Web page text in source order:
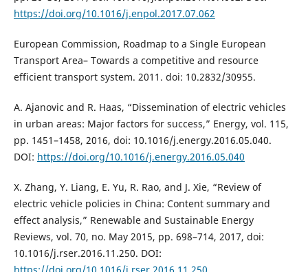
https://doi.org/10.1016/j.enpol.2017.07.062
European Commission, Roadmap to a Single European
Transport Area– Towards a competitive and resource
efficient transport system. 2011. doi: 10.2832/30955.
A. Ajanovic and R. Haas, “Dissemination of electric vehicles
in urban areas: Major factors for success,” Energy, vol. 115,
pp. 1451–1458, 2016, doi: 10.1016/j.energy.2016.05.040.
DOI: https://doi.org/10.1016/j.energy.2016.05.040
X. Zhang, Y. Liang, E. Yu, R. Rao, and J. Xie, “Review of
electric vehicle policies in China: Content summary and
effect analysis,” Renewable and Sustainable Energy
Reviews, vol. 70, no. May 2015, pp. 698–714, 2017, doi:
10.1016/j.rser.2016.11.250. DOI:
https://doi.org/10.1016/j.rser.2016.11.250